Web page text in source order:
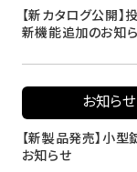
【新カタログ公開
新機能追加のお知
お知らせ
【新製品発売】小
お知らせ